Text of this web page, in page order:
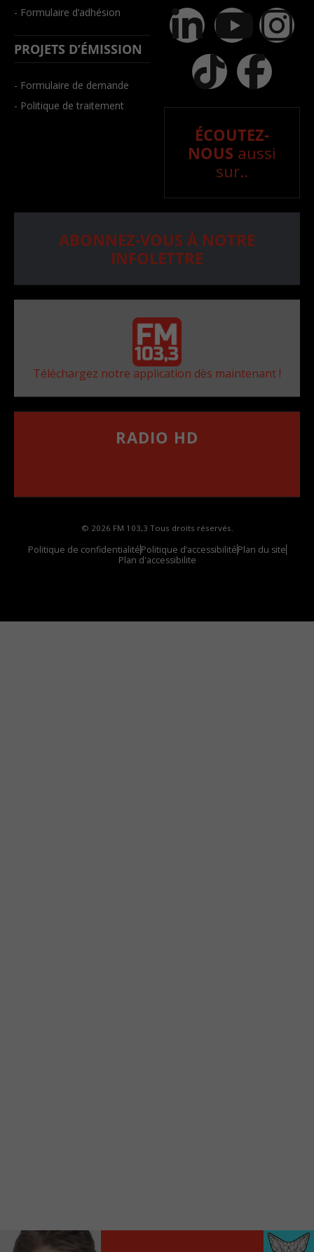
- Formulaire d’adhésion
PROJETS D’ÉMISSION
- Formulaire de demande
- Politique de traitement
ÉCOUTEZ-
NOUS aussi
sur..
ABONNEZ-VOUS À NOTRE
INFOLETTRE
Téléchargez notre application dès maintenant !
RADIO HD
© 2026 FM 103,3 Tous droits réservés.
Politique de confidentialitéPolitique d’accessibilitéPlan du site
Plan d'accessibilite
00:00 00:00